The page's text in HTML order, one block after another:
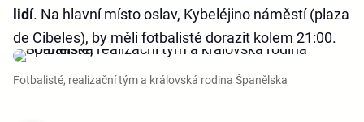
lidí. Na hlavní místo oslav, Kybeléjino náměstí (plaza
de Cibeles), by měli fotbalisté dorazit kolem 21:00.
Fotbalisté, realizační tým a královská rodina Španělska